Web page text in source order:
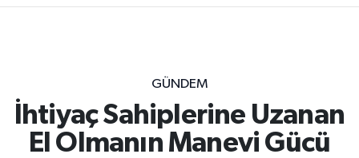
GÜNDEM
İhtiyaç Sahiplerine Uzanan
El Olmanın Manevi Gücü
Tüm Manşetler